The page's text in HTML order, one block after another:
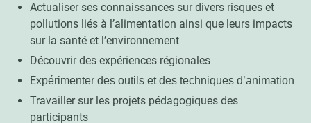
Actualiser ses connaissances sur divers risques et
pollutions liés à l’alimentation ainsi que leurs impacts
sur la santé et l’environnement
Découvrir des expériences régionales
Expérimenter des outils et des techniques d’animation
Travailler sur les projets pédagogiques des
participants